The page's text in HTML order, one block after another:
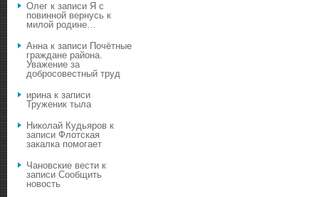
Олег к записи Я с
повинной вернусь к
милой родине…
Аннак записи Почётные
граждане района.
Уважение за
добросовестный труд
иринак записи
Труженик тыла
Николай Кудьяров к
записи Флотская
закалка помогает
Чановские вести к
записи Сообщить
новость